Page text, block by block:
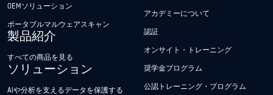
OEMソリューション
ポータブルマルウェアスキャン
製品紹介
すべての商品を見る
ソリューション
AIや分析を支えるデータを保護する
アカデミーについて
認証
オンサイト・トレーニング
奨学金プログラム
公認トレーニング・プログラム